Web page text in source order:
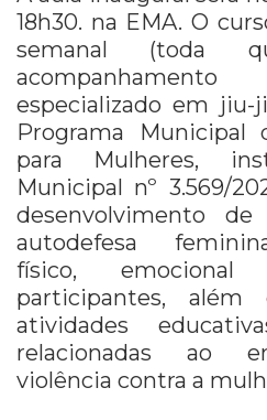
18h30. na EMA. O
semanal (toda
especializado em
Programa Municipal
para Mulheres,
Municipal nº 3.569/
desenvolvimento
autodefesa
físico,
participantes,
atividades
relacionadas ao
violência contra a